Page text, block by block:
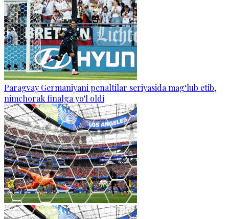
Paragvay Germaniyani penaltilar seriyasida mag‘lub etib,
nimchorak finalga yo‘l oldi